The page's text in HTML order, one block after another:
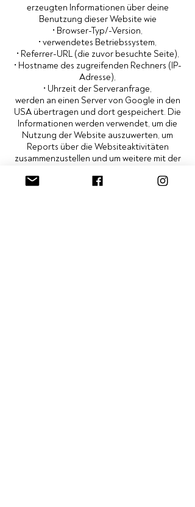
erzeugten Informationen über deine
Benutzung dieser Website wie
• Browser-Typ/-Version,
• verwendetes Betriebssystem,
• Referrer-URL (die zuvor besuchte Seite),
• Hostname des zugreifenden Rechners (IP-
Adresse),
• Uhrzeit der Serveranfrage,
werden an einen Server von Google in den
USA übertragen und dort gespeichert. Die
Informationen werden verwendet, um die
Nutzung der Website auszuwerten, um
Reports über die Websiteaktivitäten
zusammenzustellen und um weitere mit der
verbundene Dienstleistungen zu Zwecken